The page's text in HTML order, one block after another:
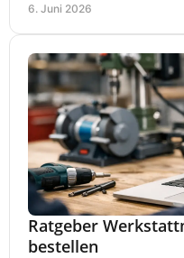
6. Juni 2026
Ratgeber
bestellen